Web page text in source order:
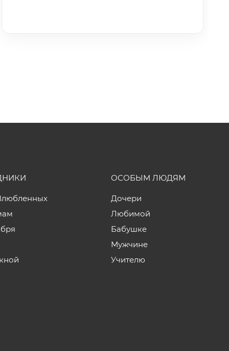
ОСОБЫМ ЛЮДЯМ
Дочери
Любимой
Бабушке
Мужчине
Учителю